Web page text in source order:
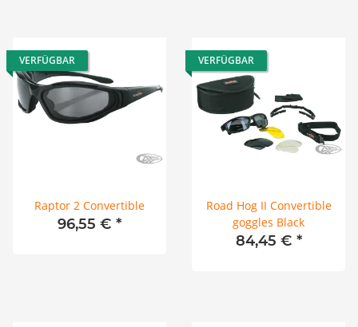
VERFÜGBAR
Raptor 2 Convertible
96,55 € *
VERFÜGBAR
Road Hog II Convertible
goggles Black
84,45 € *